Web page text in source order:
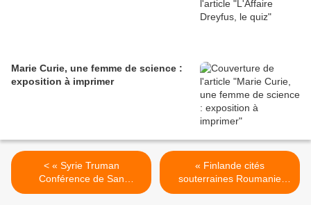
Marie Curie, une femme de science :
exposition à imprimer
< « Syrie Truman
Conférence de San
Francisco », La Croix du
« Finlande cités
souterraines Roumanie
Sumner Welles Koivisto